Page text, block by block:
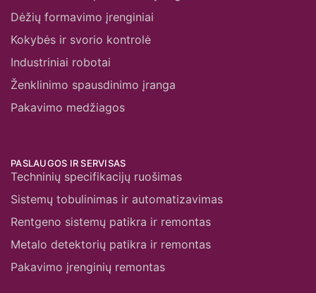
Dėžių formavimo įrenginiai
Kokybės ir svorio kontrolė
Industriniai robotai
Ženklinimo spausdinimo įranga
Pakavimo medžiagos
PASLAUGOS IR SERVISAS
Techninių specifikacijų ruošimas
Sistemų tobulinimas ir automatizavimas
Rentgeno sistemų patikra ir remontas
Metalo detektorių patikra ir remontas
Pakavimo įrenginių remontas